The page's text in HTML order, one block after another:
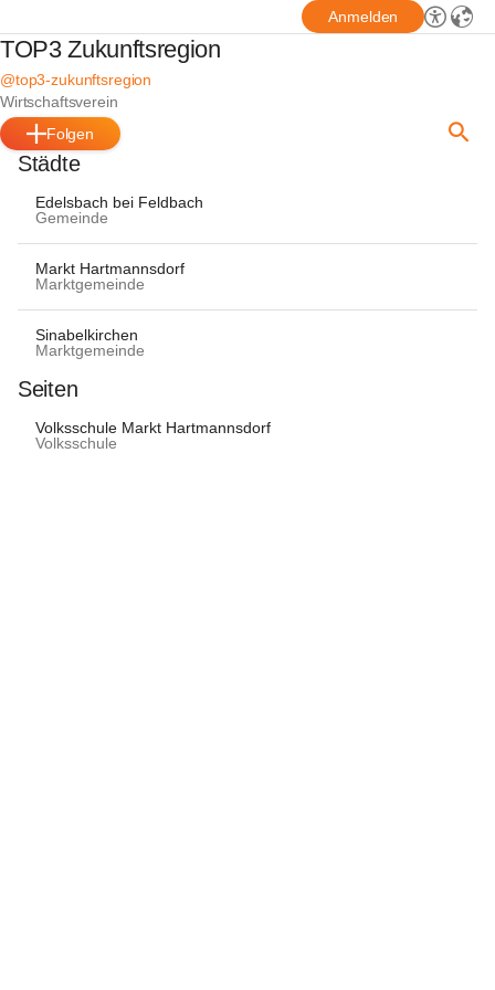
Anmelden
TOP3 Zukunftsregion
@top3-zukunftsregion
Wirtschaftsverein
Folgen
Städte
Edelsbach bei Feldbach
Gemeinde
Markt Hartmannsdorf
Marktgemeinde
Sinabelkirchen
Marktgemeinde
Seiten
Volksschule Markt Hartmannsdorf
Volksschule